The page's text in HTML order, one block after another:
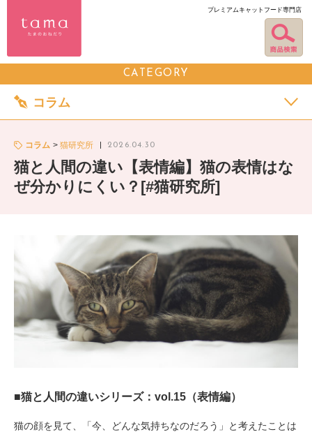
プレミアムキャットフード専門店
CATEGORY
コラム
コラム 猫研究所 2026.04.30
猫と人間の違い【表情編】猫の表情はな
ぜ分かりにくい？[#猫研究所]
■猫と人間の違いシリーズ：vol.15（表情編）
猫の顔を見て、「今、どんな気持ちなのだろう」と考えたことは